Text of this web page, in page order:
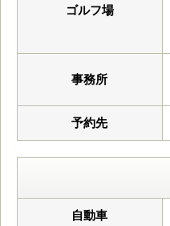
ゴルフ場
事務所
予約先
自動車